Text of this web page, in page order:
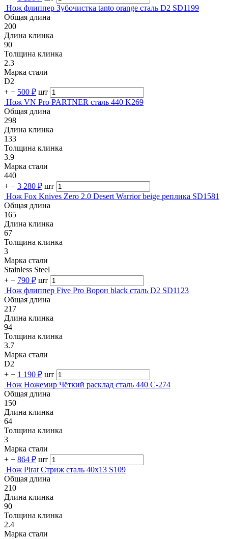
Нож флиппер Зубочистка tanto orange сталь D2 SD1199
Общая длина
200
Длина клинка
90
Толщина клинка
2.3
Марка стали
D2
+ − 500 ₽ шт
Нож VN Pro PARTNER сталь 440 K269
Общая длина
298
Длина клинка
133
Толщина клинка
3.9
Марка стали
440
+ − 3 280 ₽ шт
Нож Fox Knives Zero 2.0 Desert Warrior beige реплика SD1581
Общая длина
165
Длина клинка
67
Толщина клинка
3
Марка стали
Stainless Steel
+ − 790 ₽ шт
Нож флиппер Five Pro Ворон black сталь D2 SD1123
Общая длина
217
Длина клинка
94
Толщина клинка
3.7
Марка стали
D2
+ − 1 190 ₽ шт
Нож Ножемир Чёткий расклад сталь 440 C-274
Общая длина
150
Длина клинка
64
Толщина клинка
3
Марка стали
+ − 864 ₽ шт
Нож Pirat Стриж сталь 40х13 S109
Общая длина
210
Длина клинка
90
Толщина клинка
2.4
Марка стали